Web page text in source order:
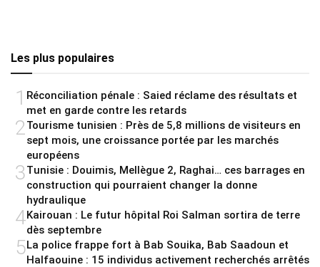
Les plus populaires
1 Réconciliation pénale : Saied réclame des résultats et
met en garde contre les retards
2 Tourisme tunisien : Près de 5,8 millions de visiteurs en
sept mois, une croissance portée par les marchés
européens
3Tunisie : Douimis, Mellègue 2, Raghai… ces barrages en
construction qui pourraient changer la donne
hydraulique
4Kairouan : Le futur hôpital Roi Salman sortira de terre
dès septembre
5La police frappe fort à Bab Souika, Bab Saadoun et
Halfaouine : 15 individus activement recherchés arrêtés